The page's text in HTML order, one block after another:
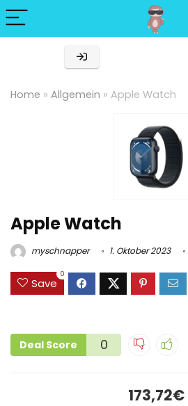
Home » Allgemein » Apple Watch
Apple Watch
myschnapper 1. Oktober 2023
Save
0
Deal Score 0
173,72€